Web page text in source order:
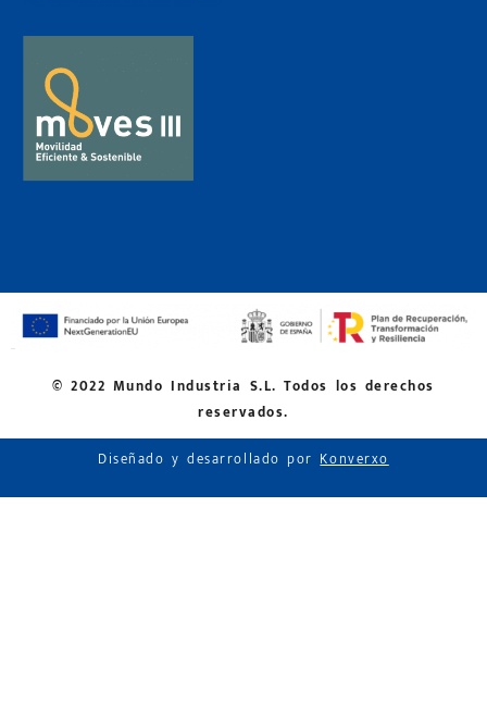
© 2022 Mundo Industria S.L. Todos los derechos
reservados.
Diseñado y desarrollado porKonverxo